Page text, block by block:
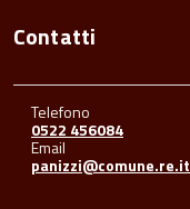
Contatti
Telefono
0522 456084
Email
panizzi@comune.re.it